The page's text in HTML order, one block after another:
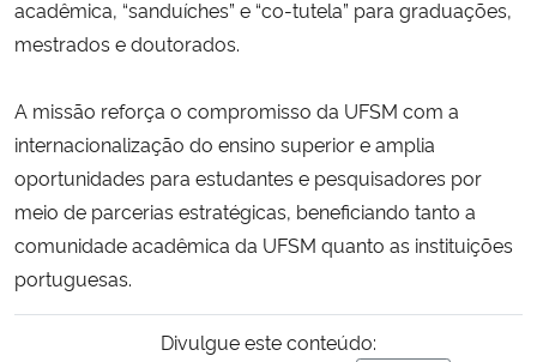
acadêmica, “sanduíches” e “co-tutela” para graduações,
mestrados e doutorados.
A missão reforça o compromisso da UFSM com a
internacionalização do ensino superior e amplia
oportunidades para estudantes e pesquisadores por
meio de parcerias estratégicas, beneficiando tanto a
comunidade acadêmica da UFSM quanto as instituições
portuguesas.
Divulgue este conteúdo: